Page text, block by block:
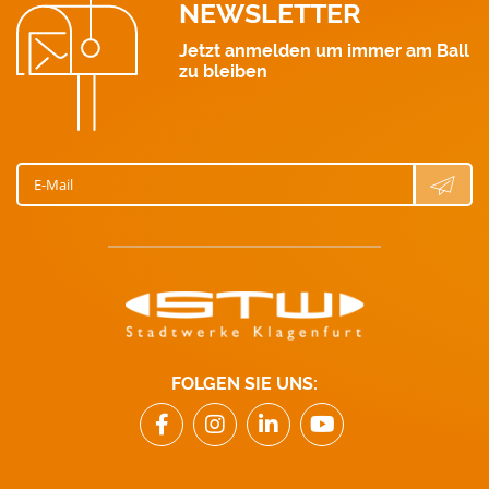
NEWSLETTER
Jetzt anmelden um immer am Ball
zu bleiben
E-Mail
FOLGEN SIE UNS: